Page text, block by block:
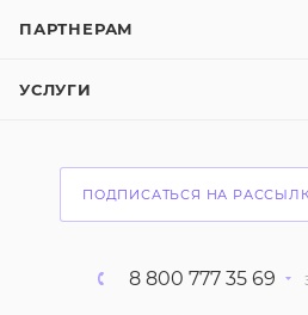
ПАРТНЕРАМ
УСЛУГИ
ПОДПИСАТЬСЯ НА
8 800 777 35 69